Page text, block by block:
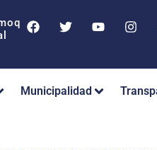
Municipalidad